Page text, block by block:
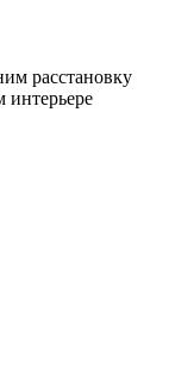
расстановку
интерьере